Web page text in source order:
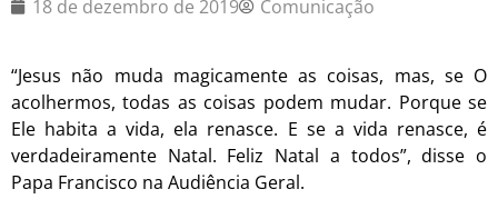
18 de dezembro de 2019 Comunicação
“Jesus não muda magicamente as coisas, mas, se O
acolhermos, todas as coisas podem mudar. Porque se
Ele habita a vida, ela renasce. E se a vida renasce, é
verdadeiramente Natal. Feliz Natal a todos”, disse o
Papa Francisco na Audiência Geral.